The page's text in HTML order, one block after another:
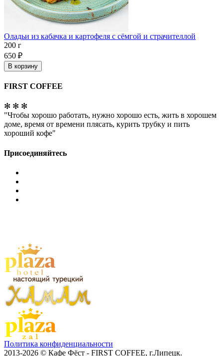
Оладьи из кабачка и картофеля с сёмгой и страчителлой
200 г
650 ₽
В корзину
FIRST COFFEE
✻ ✻ ✻
"Чтобы хорошо работать, нужно хорошо есть, жить в хорошем
доме, время от времени плясать, курить трубку и пить
хороший кофе"
Присоединяйтесь
Политика конфиденциальности
2013-2026 © Кафе Фёст - FIRST COFFEE, г.Липецк.